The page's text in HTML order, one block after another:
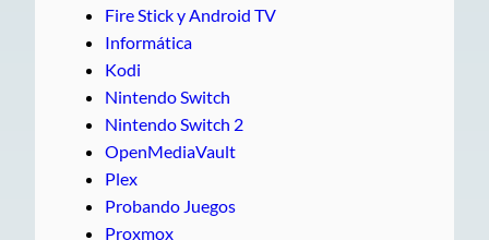
Fire Stick y Android TV
Informática
Kodi
Nintendo Switch
Nintendo Switch 2
OpenMediaVault
Plex
Probando Juegos
Proxmox